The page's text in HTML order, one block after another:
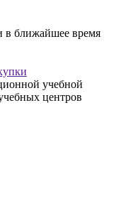
в ближайшее время
учебной
центров